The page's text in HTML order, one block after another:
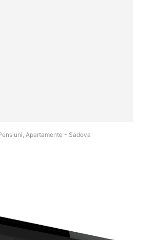
Apartamente - Sadova